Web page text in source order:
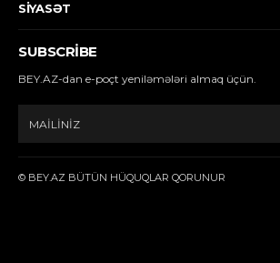
SIYASƏT
SUBSCRIBE
BEY.AZ-dan e-poçt yeniləmələri almaq üçün.
© BEY.AZ BÜTÜN HÜQUQLAR QORUNUR